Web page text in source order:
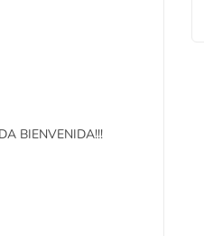
BIENVENIDA!!!